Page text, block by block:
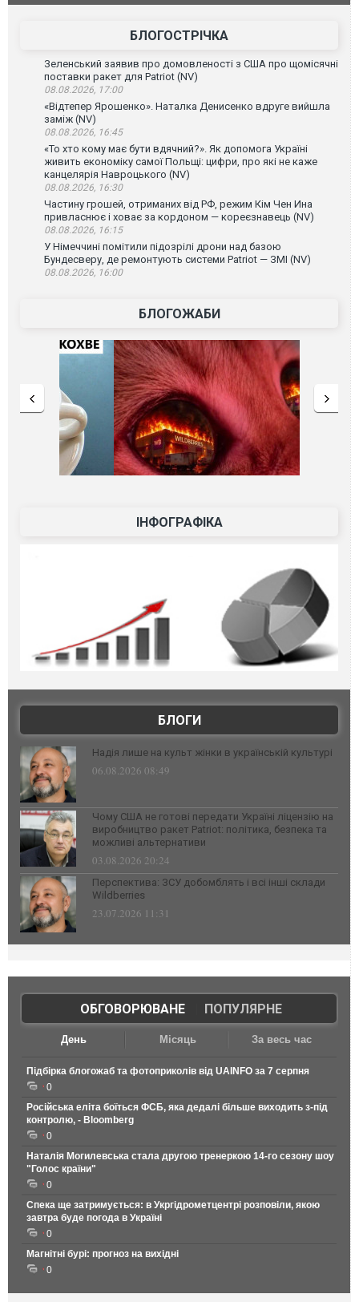
БЛОГОСТРІЧКА
Зеленський заявив про домовленості з США про щомісячні
поставки ракет для Patriot (NV)
08.08.2026, 17:00
«Відтепер Ярошенко». Наталка Денисенко вдруге вийшла
заміж (NV)
08.08.2026, 16:45
«То хто кому має бути вдячний?». Як допомога Україні
живить економіку самої Польщі: цифри, про які не каже
канцелярія Навроцького (NV)
08.08.2026, 16:30
Частину грошей, отриманих від РФ, режим Кім Чен Ина
привласнює і ховає за кордоном — кореєзнавець (NV)
08.08.2026, 16:15
У Німеччині помітили підозрілі дрони над базою
Бундесверу, де ремонтують системи Patriot — ЗМІ (NV)
08.08.2026, 16:00
БЛОГОЖАБИ
ІНФОГРАФІКА
БЛОГИ
Надія лише на культ жінки в українській культурі
06.08.2026 08:49
Чому США не готові передати Україні ліцензію на
виробництво ракет Patriot: політика, безпека та
можливі альтернативи
03.08.2026 20:24
Перспектива: ЗСУ добомблять і всі інші склади
Wildberries
23.07.2026 11:31
ОБГОВОРЮВАНЕ| ПОПУЛЯРНЕ
День Місяць За весь час
Підбірка блогожаб та фотоприколів від UAINFO за 7 серпня
0
Російська еліта боїться ФСБ, яка дедалі більше виходить з-під
контролю, - Bloomberg
0
Наталія Могилевська стала другою тренеркою 14-го сезону шоу
"Голос країни"
0
Спека ще затримується: в Укргідрометцентрі розповіли, якою
завтра буде погода в Україні
0
Магнітні бурі: прогноз на вихідні
0